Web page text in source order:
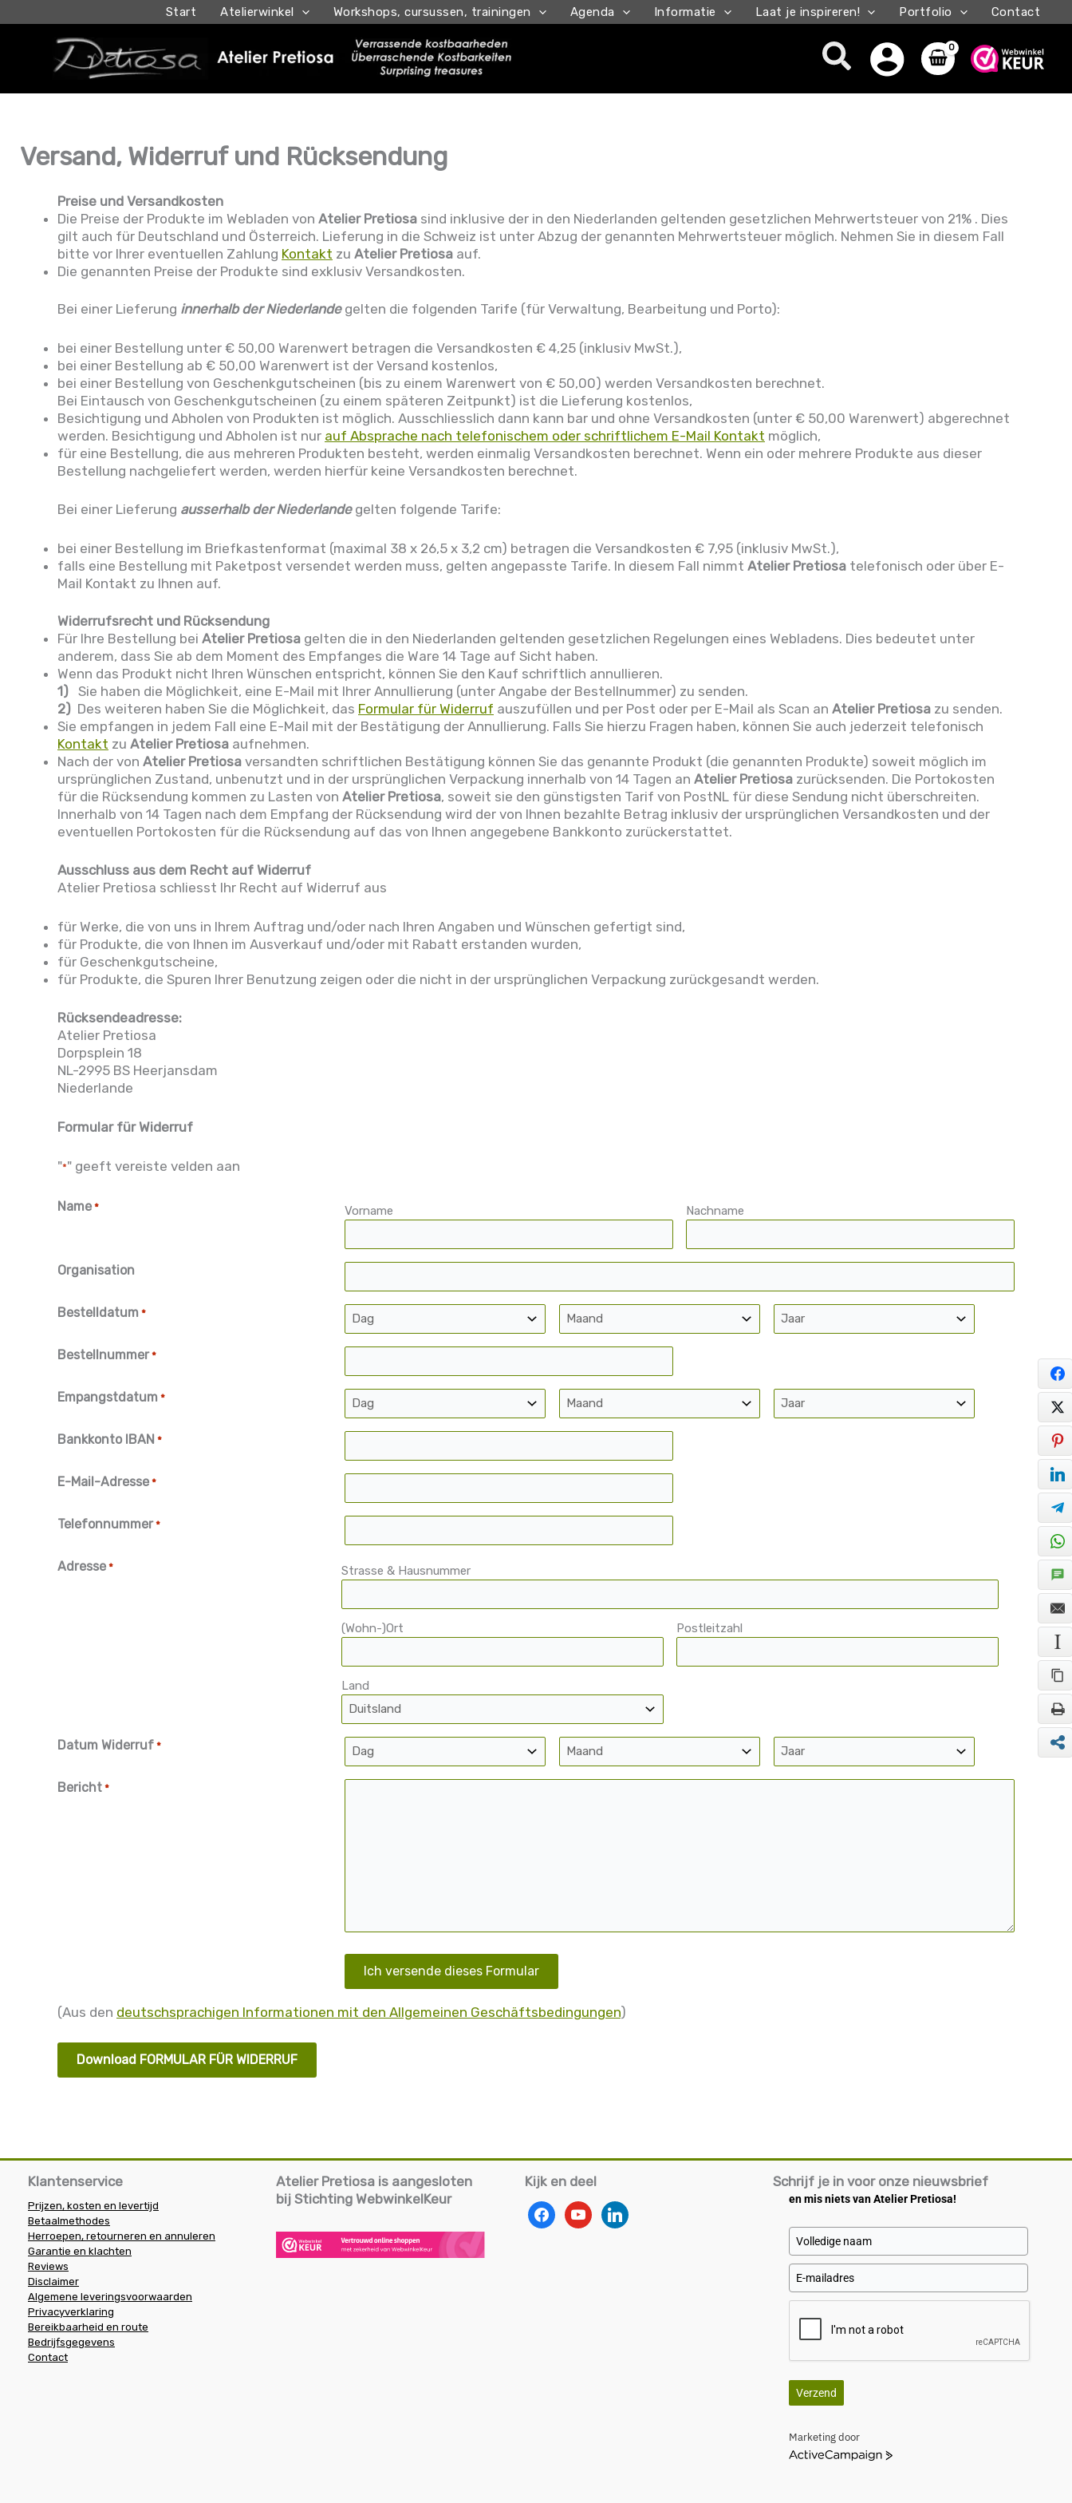
naar
Start Atelierwinkel Workshops, cursussen, trainingen Agenda Informatie Laat je inspireren! Portfolio Contact
Zoeken
Versand, Widerruf und Rücksendung
Preise und Versandkosten
Die Preise der Produkte im Webladen von Atelier Pretiosa sind inklusive der in den Niederlanden geltenden gesetzlichen Mehrwertsteuer von 21% . Dies
gilt auch für Deutschland und Österreich. Lieferung in die Schweiz ist unter Abzug der genannten Mehrwertsteuer möglich. Nehmen Sie in diesem Fall
bitte vor Ihrer eventuellen Zahlung Kontakt zu Atelier Pretiosa auf.
Die genannten Preise der Produkte sind exklusiv Versandkosten.
Bei einer Lieferung innerhalb der Niederlandegelten die folgenden Tarife (für Verwaltung, Bearbeitung und Porto):
bei einer Bestellung unter € 50,00 Warenwert betragen die Versandkosten € 4,25 (inklusiv MwSt.),
bei einer Bestellung ab € 50,00 Warenwert ist der Versand kostenlos,
bei einer Bestellung von Geschenkgutscheinen (bis zu einem Warenwert von € 50,00) werden Versandkosten berechnet.
Bei Eintausch von Geschenkgutscheinen (zu einem späteren Zeitpunkt) ist die Lieferung kostenlos,
Besichtigung und Abholen von Produkten ist möglich. Ausschliesslich dann kann bar und ohne Versandkosten (unter € 50,00 Warenwert) abgerechnet
werden. Besichtigung und Abholen ist nur auf Absprache nach telefonischem oder schriftlichem E-Mail Kontakt möglich,
für eine Bestellung, die aus mehreren Produkten besteht, werden einmalig Versandkosten berechnet. Wenn ein oder mehrere Produkte aus dieser
Bestellung nachgeliefert werden, werden hierfür keine Versandkosten berechnet.
Bei einer Lieferung ausserhalb der Niederlandegelten folgende Tarife:
bei einer Bestellung im Briefkastenformat (maximal 38 x 26,5 x 3,2 cm) betragen die Versandkosten € 7,95 (inklusiv MwSt.),
falls eine Bestellung mit Paketpost versendet werden muss, gelten angepasste Tarife. In diesem Fall nimmt Atelier Pretiosa telefonisch oder über E-
Mail Kontakt zu Ihnen auf.
Widerrufsrecht und Rücksendung
Für Ihre Bestellung bei Atelier Pretiosa gelten die in den Niederlanden geltenden gesetzlichen Regelungen eines Webladens. Dies bedeutet unter
anderem, dass Sie ab dem Moment des Empfanges die Ware 14 Tage auf Sicht haben.
Wenn das Produkt nicht Ihren Wünschen entspricht, können Sie den Kauf schriftlich annullieren.
1) Sie haben die Möglichkeit, eine E-Mail mit Ihrer Annullierung (unter Angabe der Bestellnummer) zu senden.
2) Des weiteren haben Sie die Möglichkeit, das Formular für Widerruf auszufüllen und per Post oder per E-Mail als Scan an Atelier Pretiosa zu senden.
Sie empfangen in jedem Fall eine E-Mail mit der Bestätigung der Annullierung. Falls Sie hierzu Fragen haben, können Sie auch jederzeit telefonisch
Kontakt zu Atelier Pretiosa aufnehmen.
Nach der von Atelier Pretiosa versandten schriftlichen Bestätigung können Sie das genannte Produkt (die genannten Produkte) soweit möglich im
ursprünglichen Zustand, unbenutzt und in der ursprünglichen Verpackung innerhalb von 14 Tagen an Atelier Pretiosa zurücksenden. Die Portokosten
für die Rücksendung kommen zu Lasten von Atelier Pretiosa, soweit sie den günstigsten Tarif von PostNL für diese Sendung nicht überschreiten.
Innerhalb von 14 Tagen nach dem Empfang der Rücksendung wird der von Ihnen bezahlte Betrag inklusiv der ursprünglichen Versandkosten und der
eventuellen Portokosten für die Rücksendung auf das von Ihnen angegebene Bankkonto zurückerstattet.
Ausschluss aus dem Recht auf Widerruf
Atelier Pretiosa schliesst Ihr Recht auf Widerruf aus
für Werke, die von uns in Ihrem Auftrag und/oder nach Ihren Angaben und Wünschen gefertigt sind,
für Produkte, die von Ihnen im Ausverkauf und/oder mit Rabatt erstanden wurden,
für Geschenkgutscheine,
für Produkte, die Spuren Ihrer Benutzung zeigen oder die nicht in der ursprünglichen Verpackung zurückgesandt werden.
Rücksendeadresse:
Atelier Pretiosa
Dorpsplein 18
NL-2995 BS Heerjansdam
Niederlande
Formular für Widerruf
"*" geeft vereiste velden aan
Name * Vorname Nachname
Organisation
Bestelldatum *
Dag Maand Jaar
Bestellnummer *
Empangstdatum *
Dag Maand Jaar
Bankkonto IBAN *
E-Mail-Adresse *
Telefonnummer *
Adresse * Strasse & Hausnummer
(Wohn-)Ort Postleitzahl
Land
Datum Widerruf *
Dag Maand Jaar
Bericht *
(Aus den deutschsprachigen Informationen mit den Allgemeinen Geschäftsbedingungen)
Download FORMULAR FÜR WIDERRUF
Klantenservice
Prijzen, kosten en levertijd
Betaalmethodes
Herroepen, retourneren en annuleren
Garantie en klachten
Reviews
Disclaimer
Algemene leveringsvoorwaarden
Privacyverklaring
Bereikbaarheid en route
Bedrijfsgegevens
Contact
Atelier Pretiosa is aangesloten
bij Stichting WebwinkelKeur
Kijk en deel
facebookyoutubelinkedin
Schrijf je in voor onze nieuwsbrief
en mis niets van Atelier Pretiosa!
Verzend
Marketing door
A